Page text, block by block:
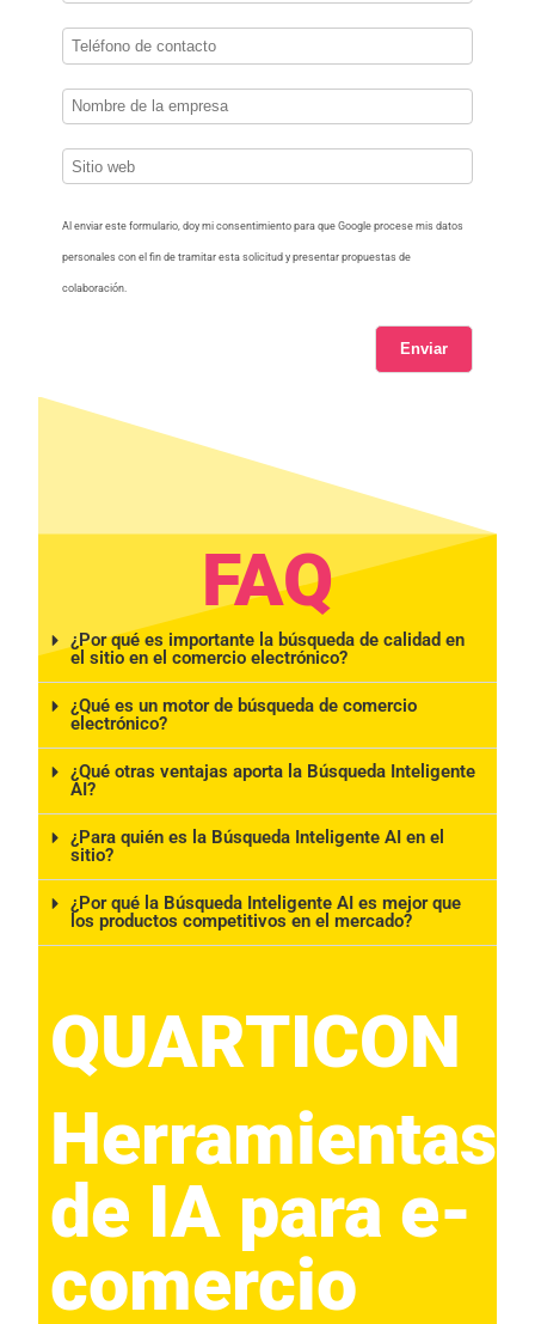
Al enviar este formulario, doy mi consentimiento para que Google procese mis datos
personales con el fin de tramitar esta solicitud y presentar propuestas de
colaboración.
Enviar
FAQ
¿Por qué es importante la búsqueda de calidad en
el sitio en el comercio electrónico?
¿Qué es un motor de búsqueda de comercio
electrónico?
¿Qué otras ventajas aporta la Búsqueda Inteligente
AI?
¿Para quién es la Búsqueda Inteligente AI en el
sitio?
¿Por qué la Búsqueda Inteligente AI es mejor que
los productos competitivos en el mercado?
QUARTICON​
Herramientas
de IA para e-
comercio